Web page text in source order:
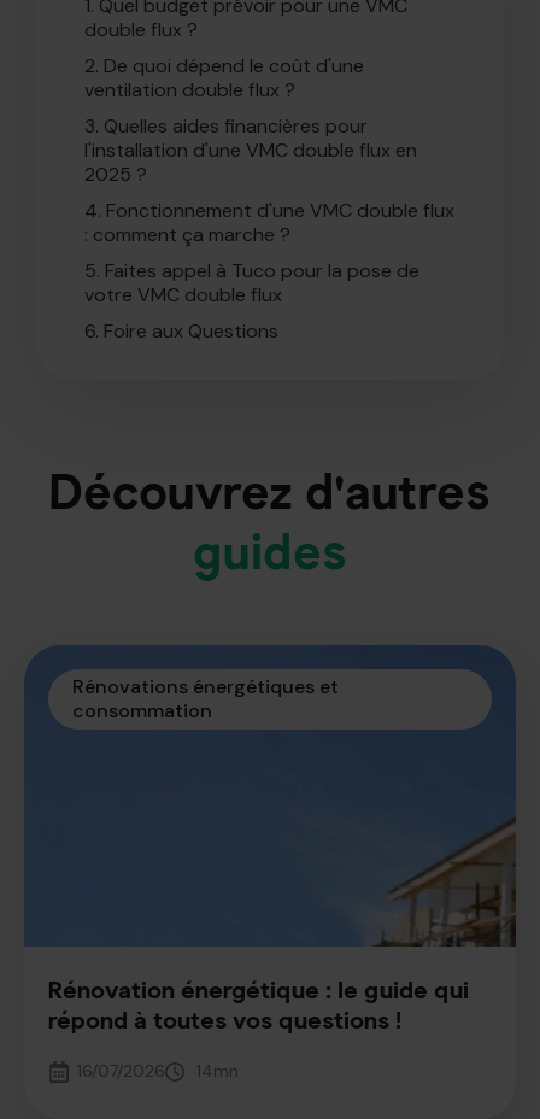
1. Quel budget prévoir pour une VMC
double flux ?
2. De quoi dépend le coût d'une
ventilation double flux ?
3. Quelles aides financières pour
l'installation d'une VMC double flux en
2025 ?
4. Fonctionnement d'une VMC double flux
: comment ça marche ?
5. Faites appel à Tuco pour la pose de
votre VMC double flux
6. Foire aux Questions
Découvrez d'autres
guides
Rénovations énergétiques et
consommation
Rénovation énergétique : le guide qui
répond à toutes vos questions !
16/07/2026 14mn